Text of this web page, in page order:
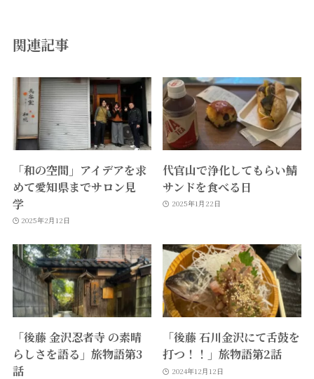
関連記事
「和の空間」アイデアを求
めて愛知県までサロン見
学
2025年2月12日
代官山で浄化してもらい鯖
サンドを食べる日
2025年1月22日
「後藤 金沢忍者寺 の素晴
らしさを語る」旅物語第3
話
「後藤 石川金沢にて舌鼓を
打つ！！」旅物語第2話
2024年12月12日